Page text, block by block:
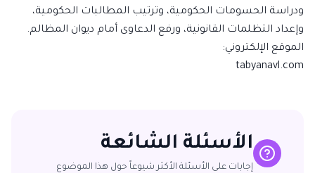
ودراسة الحسومات الحكومية، وترتيب المطالبات الحكومية،
وإعداد التظلمات القانونية، ورفع الدعاوى أمام ديوان المظالم.
الموقع الإلكتروني:
tabyanavl.com
الأسئلة الشائعة
إجابات على الأسئلة الأكثر شيوعاً حول هذا الموضوع